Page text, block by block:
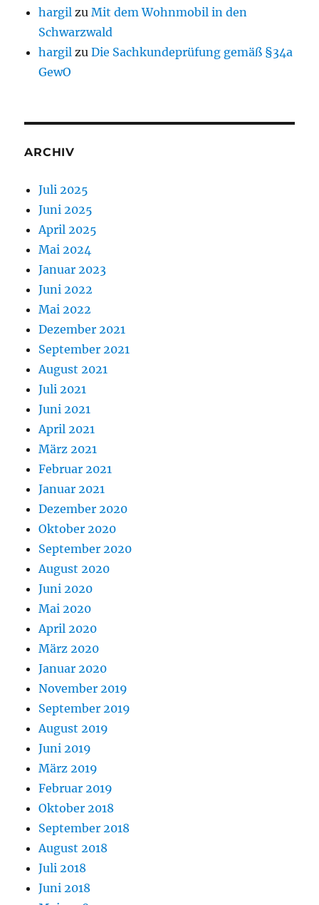
hargil zuMit dem Wohnmobil in den
Schwarzwald
hargil zuDie Sachkundeprüfung gemäß §34a
GewO
ARCHIV
Juli 2025
Juni 2025
April 2025
Mai 2024
Januar 2023
Juni 2022
Mai 2022
Dezember 2021
September 2021
August 2021
Juli 2021
Juni 2021
April 2021
März 2021
Februar 2021
Januar 2021
Dezember 2020
Oktober 2020
September 2020
August 2020
Juni 2020
Mai 2020
April 2020
März 2020
Januar 2020
November 2019
September 2019
August 2019
Juni 2019
März 2019
Februar 2019
Oktober 2018
September 2018
August 2018
Juli 2018
Juni 2018